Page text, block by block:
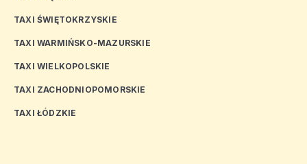
TAXI ŚWIĘTOKRZYSKIE
TAXI WARMIŃSKO-MAZURSKIE
TAXI WIELKOPOLSKIE
TAXI ZACHODNIOPOMORSKIE
TAXI ŁÓDZKIE